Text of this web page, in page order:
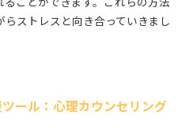
ストレスと向き合っていきまし
ール：心理カウンセリング